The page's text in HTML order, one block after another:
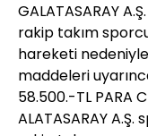
GALATASARAY
rakip takım
hareketi
maddeleri
58.500.-TL PARA
ALATASARAY A.Ş.